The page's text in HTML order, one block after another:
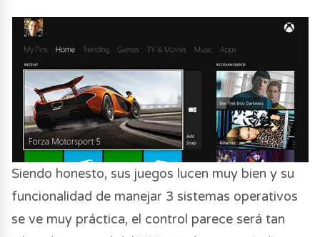
Siendo honesto, sus juegos lucen muy bien y su
funcionalidad de manejar 3 sistemas operativos
se ve muy práctica, el control parece será tan